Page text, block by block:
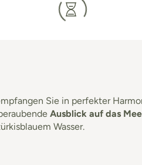
Sie in perfekter
Ausblick auf das
Wasser.